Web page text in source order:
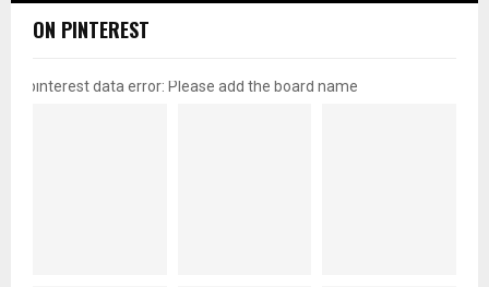
ON PINTEREST
pinterest data error: Please add the board name